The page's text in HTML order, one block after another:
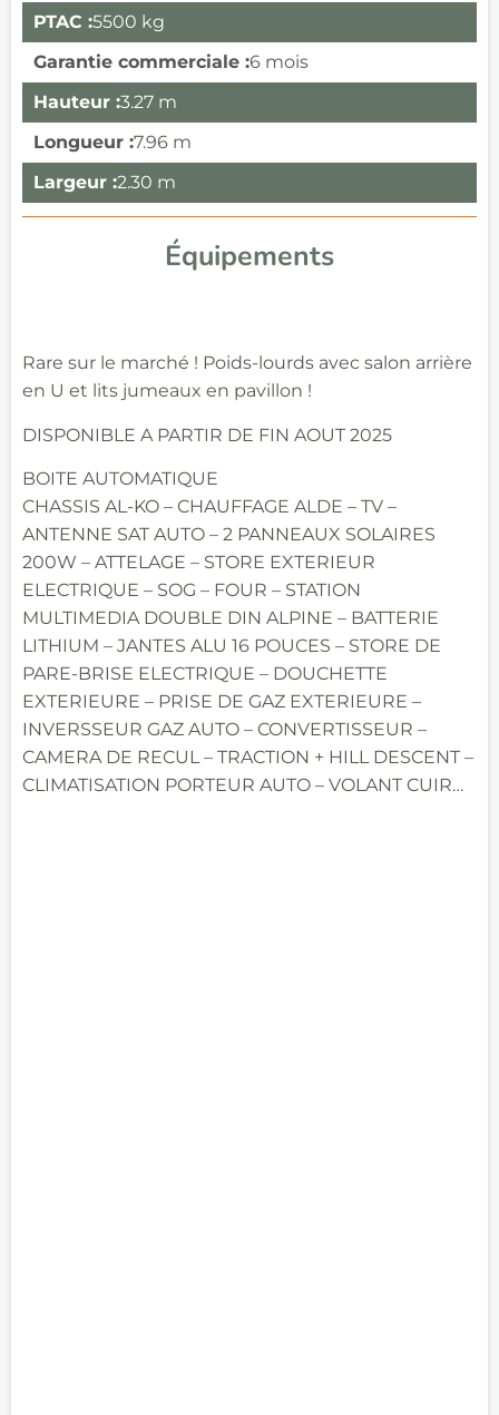
PTAC :5500 kg
Garantie commerciale :6 mois
Hauteur :3.27 m
Longueur :7.96 m
Largeur :2.30 m
Équipements
Rare sur le marché ! Poids-lourds avec salon arrière
en U et lits jumeaux en pavillon !
DISPONIBLE A PARTIR DE FIN AOUT 2025
BOITE AUTOMATIQUE
CHASSIS AL-KO – CHAUFFAGE ALDE – TV –
ANTENNE SAT AUTO – 2 PANNEAUX SOLAIRES
200W – ATTELAGE – STORE EXTERIEUR
ELECTRIQUE – SOG – FOUR – STATION
MULTIMEDIA DOUBLE DIN ALPINE – BATTERIE
LITHIUM – JANTES ALU 16 POUCES – STORE DE
PARE-BRISE ELECTRIQUE – DOUCHETTE
EXTERIEURE – PRISE DE GAZ EXTERIEURE –
INVERSSEUR GAZ AUTO – CONVERTISSEUR –
CAMERA DE RECUL – TRACTION + HILL DESCENT –
CLIMATISATION PORTEUR AUTO – VOLANT CUIR…